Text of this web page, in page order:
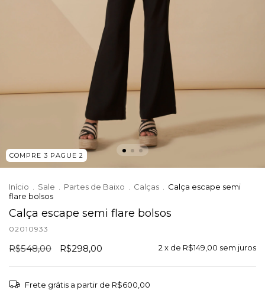
COMPRE 3 PAGUE 2
Início Sale Partes de Baixo Calças
Calça escape semi
flare bolsos
Calça escape semi flare bolsos
02010933
R$548,00 R$298,00 2 x de R$149,00 sem juros
Frete grátis a partir de R$600,00